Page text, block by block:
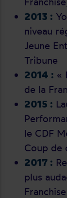
2013 :
niveau
Jeune
Tribune
2014 : «
de la
2015 :
le CDF
Coup de
2017 :
plus